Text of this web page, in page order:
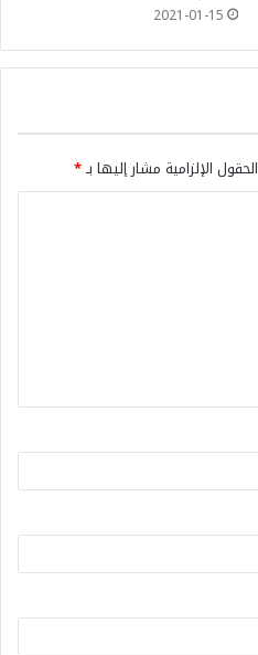
2021-01-15
الحقول الإلزامية مشار إليها بـ*